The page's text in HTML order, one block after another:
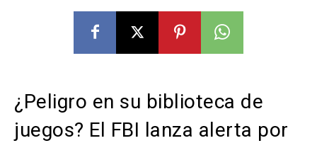
¿Peligro en su biblioteca de
juegos? El FBI lanza alerta por